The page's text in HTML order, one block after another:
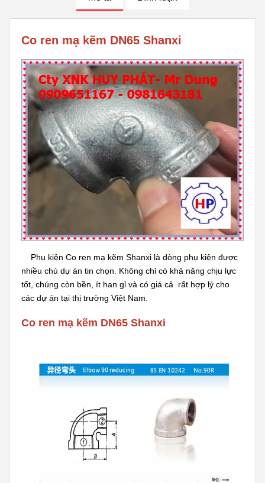
Co ren mạ kẽm DN65 Shanxi
Phụ kiện Co ren mạ kẽm Shanxi là dòng phụ kiện được
nhiều chủ dự án tin chọn. Không chỉ có khả năng chịu lực
tốt, chúng còn bền, ít han gỉ và có giá cả rất hợp lý cho
các dự án tại thị trường Việt Nam.
Co ren mạ kẽm DN65 Shanxi